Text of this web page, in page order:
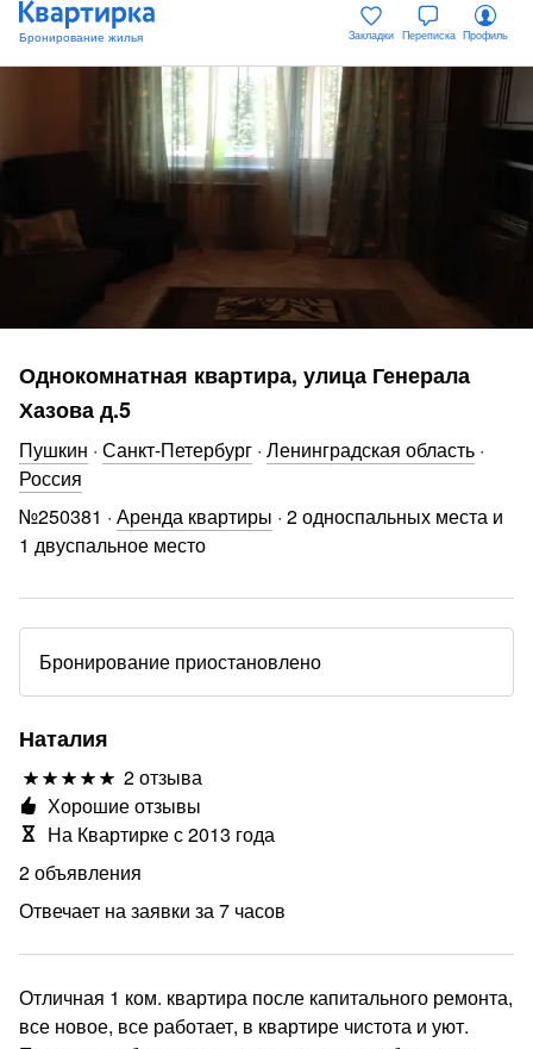
Закладки Переписка Профиль
Однокомнатная квартира, улица Генерала
Хазова д.5
Пушкин · Санкт-Петербург · Ленинградская область ·
Россия
№250381 · Аренда квартиры · 2 односпальных места и
1 двуспальное место
Бронирование приостановлено
Наталия
2 отзыва
2 объявления
Отвечает на заявки за 7 часов
Хорошие отзывы
На Квартирке с 2013 года
Отличная 1 ком. квартира после капитального ремонта,
все новое, все работает, в квартире чистота и уют.